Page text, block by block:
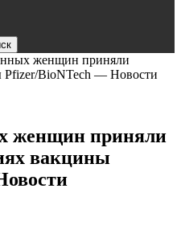
женщин приняли
Pfizer/BioNTech — Новости
женщин приняли
вакцины